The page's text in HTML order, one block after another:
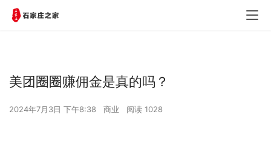
美团圈圈赚佣金是真的吗？
2024年7月3日 下午8:38 商业 阅读 1028